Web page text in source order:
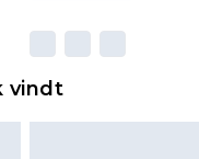
vindt